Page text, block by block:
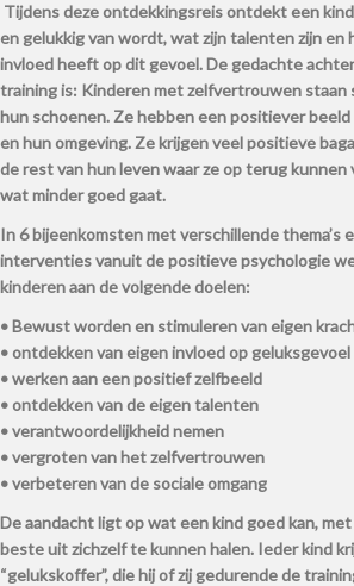
Tijdens deze ontdekkingsreis ontdekt een
en gelukkig van wordt, wat zijn talenten zijn en
invloed heeft op dit gevoel. De gedachte
training is: Kinderen met zelfvertrouwen staan
hun schoenen. Ze hebben een positiever beeld
en hun omgeving. Ze krijgen veel positieve
de rest van hun leven waar ze op terug kunnen
wat minder goed gaat.
In 6 bijeenkomsten met verschillende thema’s
interventies vanuit de positieve psychologie
kinderen aan de volgende doelen:
• Bewust worden en stimuleren van eigen
• ontdekken van eigen invloed op geluksgevoel
• werken aan een positief zelfbeeld
• ontdekken van de eigen talenten
• verantwoordelijkheid nemen
• vergroten van het zelfvertrouwen
• verbeteren van de sociale omgang
De aandacht ligt op wat een kind goed kan,
beste uit zichzelf te kunnen halen. Ieder kind
“gelukskoffer”, die hij of zij gedurende de